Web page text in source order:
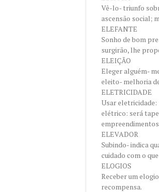
Vê-lo- triunfo
ascensão social;
ELEFANTE
Sonho de bom
surgirão, lhe
ELEIÇÃO
Eleger alguém-
eleito- melhoria
ELETRICIDADE
Usar eletricidade:
elétrico: será
ELEVADOR
Subindo- indica
cuidado com o
ELOGIOS
Receber um
recompensa.